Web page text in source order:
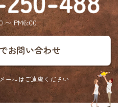
〜 PM6:00
お問い合わせ
ールはご遠慮ください